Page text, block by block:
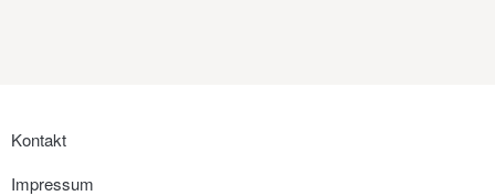
Kontakt
Impressum